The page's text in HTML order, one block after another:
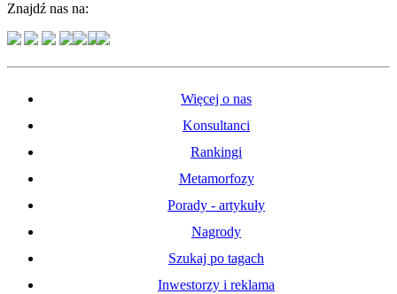
Znajdź nas na:
Więcej o nas
Konsultanci
Rankingi
Metamorfozy
Porady - artykuły
Nagrody
Szukaj po tagach
Inwestorzy i reklama